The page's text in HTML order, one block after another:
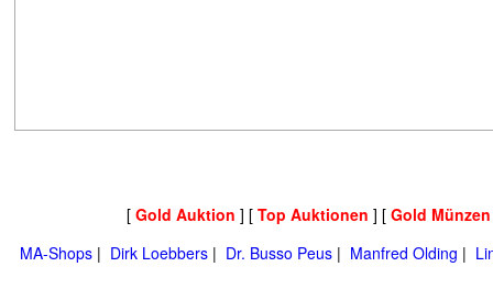
[ Gold Auktion ] [ Top Auktionen ] [ Gold
MA-Shops | Dirk Loebbers | Dr. Busso Peus | Manfred Olding |